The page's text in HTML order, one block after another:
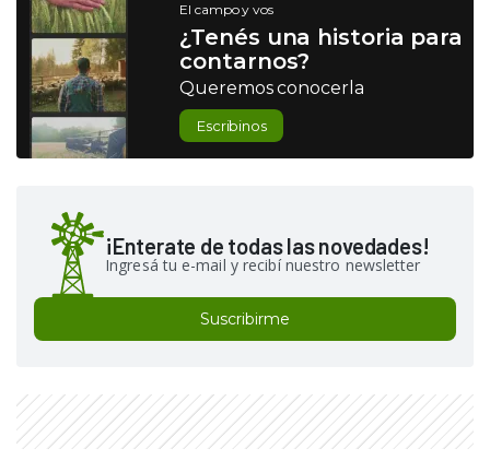
El campo y vos
¿Tenés una historia para
contarnos?
Queremos conocerla
Escribinos
¡Enterate de todas las novedades!
Ingresá tu e-mail y recibí nuestro newsletter
Suscribirme